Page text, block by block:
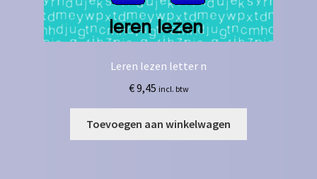
Leren lezen letter n
€9,45 incl. btw
Toevoegen aan winkelwagen